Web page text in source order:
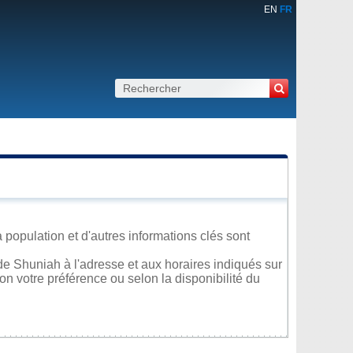
EN FR
et d'autres informations clés sont
Shuniah à l'adresse et aux horaires indiqués sur
votre préférence ou selon la disponibilité du